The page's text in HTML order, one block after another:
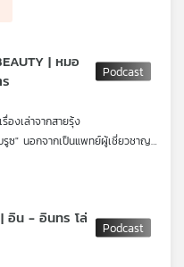
ำเสียเอง ที่สำคัญเหยื่อ 484 คน ที่
ไป มาฟังความจริงที่ถูกซุกไว้ใต้พรม
รพัฒนาการเมืองฯ ในเพศสนิท
ดภัยต่อการคุกคามทางเพศ
| หมอ
องเล่าจากสายรุ้ง
ซ" นอกจากเป็นแพทย์ผู้เชี่ยวชาญ
บ 1 Miss Tiffany 2024 และเธอ
ทำให้เลือกเรียนแพทย์ และแรง
ใจง่าย ฟังและชมกันได้ใน Into the
| อิน - อินทร โล่